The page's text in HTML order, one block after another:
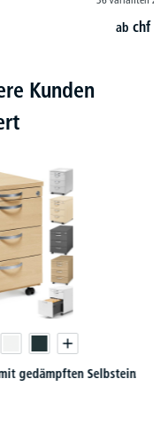
abchf
Kunden
Selbsteinzug